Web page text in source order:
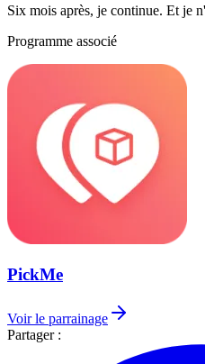
Six mois après, je continue. Et je
Programme associé
PickMe
Voir le parrainage
Partager :